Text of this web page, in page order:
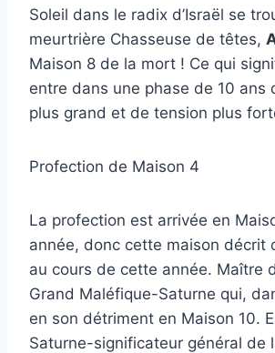
Soleil dans le radix d’Israël se
meurtrière Chasseuse de têtes,
Maison 8 de la mort ! Ce qui
entre dans une phase de 10 ans
plus grand et de tension plus
Profection de Maison 4
La profection est arrivée en
année, donc cette maison décrit
au cours de cette année. Maître
Grand Maléfique-Saturne qui,
en son détriment en Maison 10.
Saturne-significateur général de